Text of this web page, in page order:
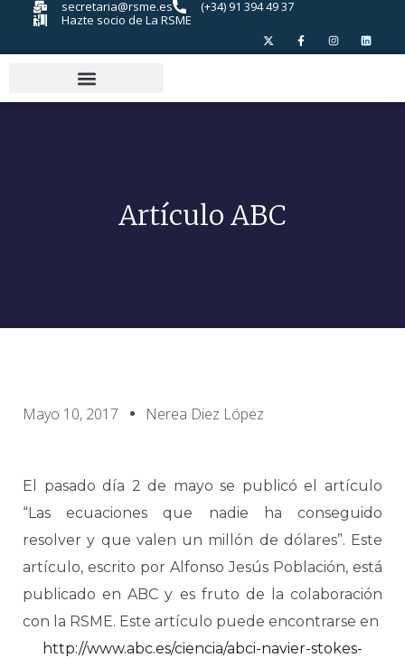
secretaria@rsme.es
(+34) 91 394 49 37
Hazte socio de La RSME
Artículo ABC
Mayo 10, 2017 Nerea Diez López
El pasado día 2 de mayo se publicó el artículo
“Las ecuaciones que nadie ha conseguido
resolver y que valen un millón de dólares”. Este
artículo, escrito por Alfonso Jesús Población, está
publicado en ABC y es fruto de la colaboración
con la RSME. Este artículo puede encontrarse en
http://www.abc.es/ciencia/abci-navier-stokes-